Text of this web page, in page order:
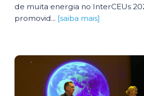
de muita energia no InterCEUs
promovid... [saiba mais]